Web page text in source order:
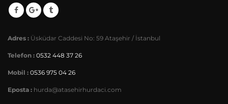
Adres : Üsküdar Caddesi No: 59 Ataşehir / İstanbul
Telefon : 0532 448 37 26
Mobil : 0536 975 04 26
Eposta : hurda@atasehirhurdaci.com